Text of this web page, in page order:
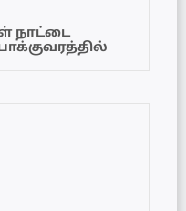
நாட்டை